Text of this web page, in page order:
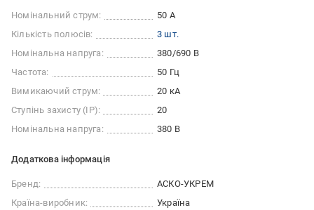
Номінальний струм:
50 А
Кількість полюсів:
3 шт.
Номінальна напруга:
380/690 В
Частота:
50 Гц
Вимикаючий струм:
20 кА
Ступінь захисту (IP):
20
Номінальна напруга:
380 В
Додаткова інформація
Бренд:
АСКО-УКРЕМ
Країна-виробник:
Україна